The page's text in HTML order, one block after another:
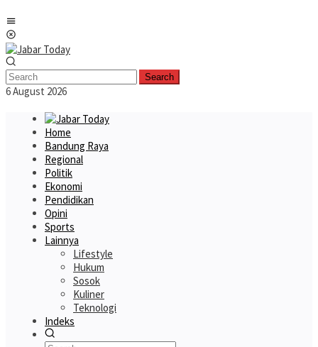
to
content
Search
6 August 2026
Home
Bandung Raya
Regional
Politik
Ekonomi
Pendidikan
Opini
Sports
Lainnya
Lifestyle
Hukum
Sosok
Kuliner
Teknologi
Indeks